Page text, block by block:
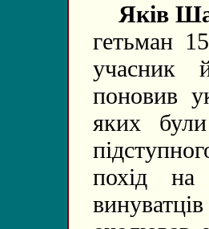
Яків
гетьман
учасник
поновив
яких
похід на